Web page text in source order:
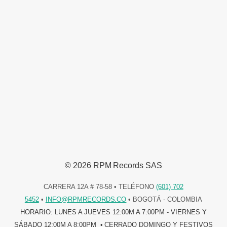
© 2026 RPM Records SAS
CARRERA 12A # 78-58 • TELÉFONO (601) 702
5452• INFO@RPMRECORDS.CO • BOGOTÁ - COLOMBIA
HORARIO: LUNES A JUEVES 12:00M A 7:00PM - VIERNES Y
SÁBADO 12:00M A 8:00PM ​ • CERRADO DOMINGO Y FESTIVOS